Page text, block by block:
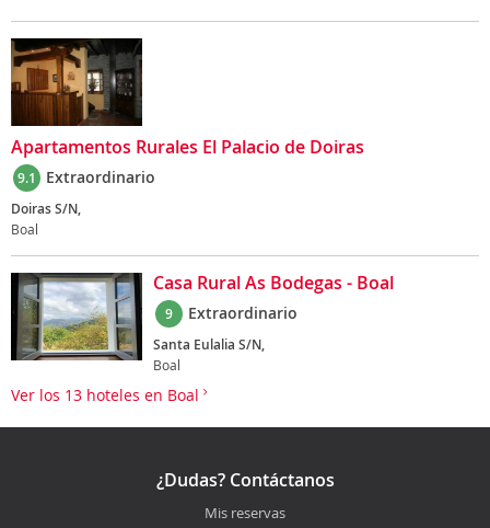
Apartamentos Rurales El Palacio de Doiras
9.1 Extraordinario
Doiras S/N,
Boal
Casa Rural As Bodegas - Boal
9 Extraordinario
Santa Eulalia S/N,
Boal
Ver los 13 hoteles en Boal
¿Dudas? Contáctanos
Mis reservas